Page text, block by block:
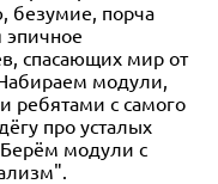
безумие, порча
эпичное
спасающих мир от
модули,
ребятами с самого
про усталых
модули с